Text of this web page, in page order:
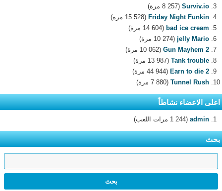
Surviv.io (8 257 مرة)
Friday Night Funkin (15 528 مرة)
bad ice cream (14 604 مرة)
jelly Mario (10 274 مرة)
Gun Mayhem 2 (10 062 مرة)
Tank trouble (13 987 مرة)
Earn to die 2 (44 944 مرة)
Tunnel Rush (7 880 مرة)
اعلى الاعضاء نشاطاً
admin (1 244 مرات اللعب)
بحث